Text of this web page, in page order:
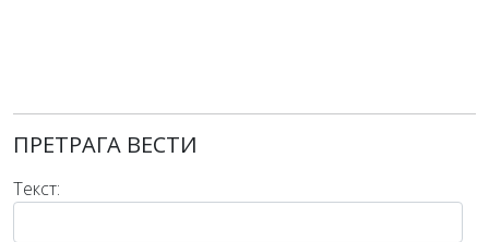
ПРЕТРАГА ВЕСТИ
Текст: